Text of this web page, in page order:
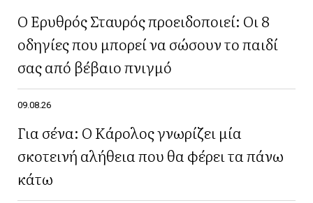
Ο Ερυθρός Σταυρός προειδοποιεί: Οι 8
οδηγίες που μπορεί να σώσουν το παιδί
σας από βέβαιο πνιγμό
09.08.26
Για σένα: Ο Κάρολος γνωρίζει μία
σκοτεινή αλήθεια που θα φέρει τα πάνω
κάτω